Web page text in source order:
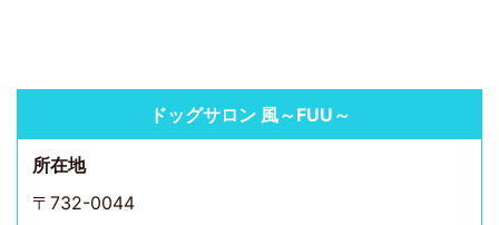
ドッグサロン 風～FUU～
所在地
〒732-0044